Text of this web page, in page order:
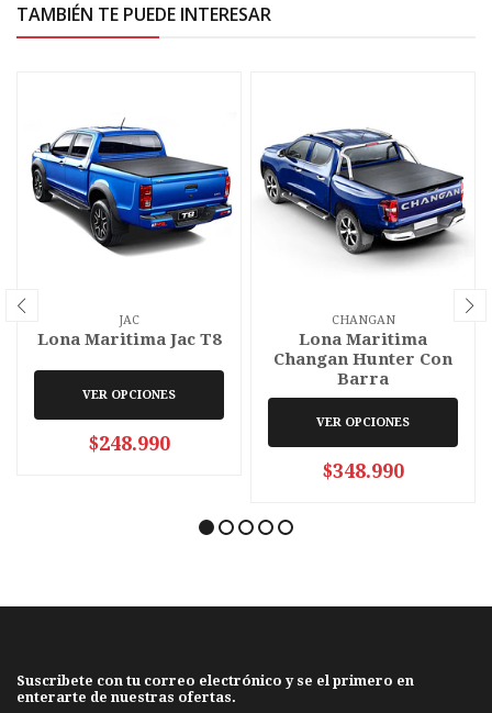
TAMBIÉN TE PUEDE INTERESAR
JAC
Lona Maritima Jac T8
VER OPCIONES
$248.990
CHANGAN
Lona Maritima
Changan Hunter Con
Barra
VER OPCIONES
$348.990
Suscribete con tu correo electrónico y se el primero en
enterarte de nuestras ofertas.